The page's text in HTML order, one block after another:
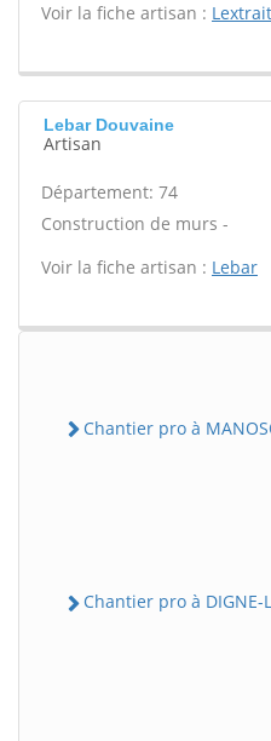
Voir la fiche artisan :
Lebar Douvaine
Artisan
Département: 74
Construction de murs -
Voir la fiche artisan : Lebar
Chantier pro à
Chantier pro à DIGNE-